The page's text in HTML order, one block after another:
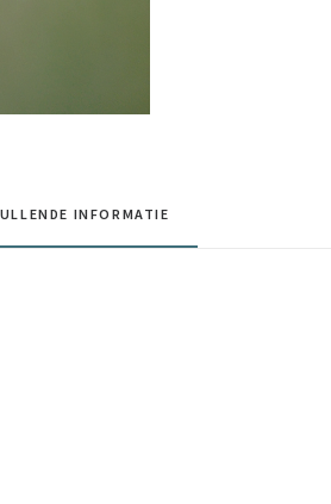
INFORMATIE